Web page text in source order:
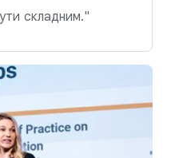
складним."